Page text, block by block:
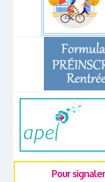
Pour